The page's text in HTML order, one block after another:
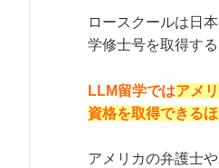
ロースクールは日
学修士号を取得する
LLM留学ではアメ
資格を取得できる
アメリカの弁護士